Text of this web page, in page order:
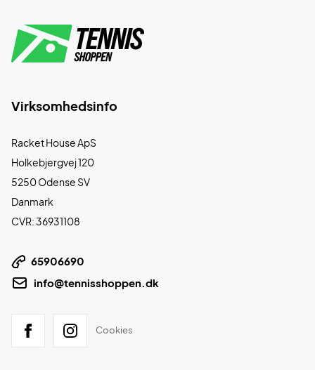
Virksomhedsinfo
Racket House ApS
Holkebjergvej 120
5250 Odense SV
Danmark
CVR: 36931108
65906690
info@tennisshoppen.dk
Cookies